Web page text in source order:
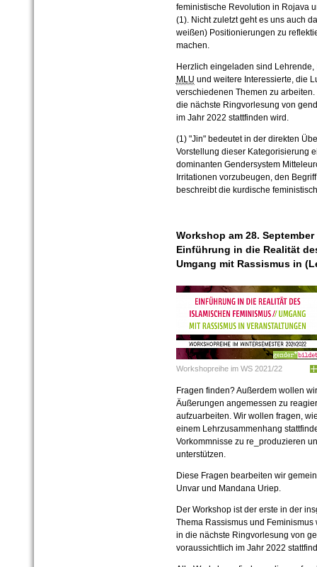
feministische Revolution in Rojava
(1). Nicht zuletzt geht es uns auch
weißen) Positionierungen zu
machen.
Herzlich eingeladen sind
MLU und weitere Interessierte, die
verschiedenen Themen zu
die nächste Ringvorlesung von
im Jahr 2022 stattfinden wird.
(1) "Jin" bedeutet in der direkten
Vorstellung dieser Kategorisierung
dominanten Gendersystem
Irritationen vorzubeugen, den
beschreibt die kurdische
Workshop am 28.
Einführung in die Realität
Umgang mit Rassismus in
Workshopreihe im WS 2021/22
Fragen finden? Außerdem wollen
Äußerungen angemessen zu
aufzuarbeiten. Wir wollen fragen,
einem Lehrzusammenhang
Vorkommnisse zu re_produzieren
unterstützen.
Diese Fragen bearbeiten wir
Unvar und Mandana Uriep.
Der Workshop ist der erste in der
Thema Rassismus und
in die nächste Ringvorlesung von
voraussichtlich im Jahr 2022